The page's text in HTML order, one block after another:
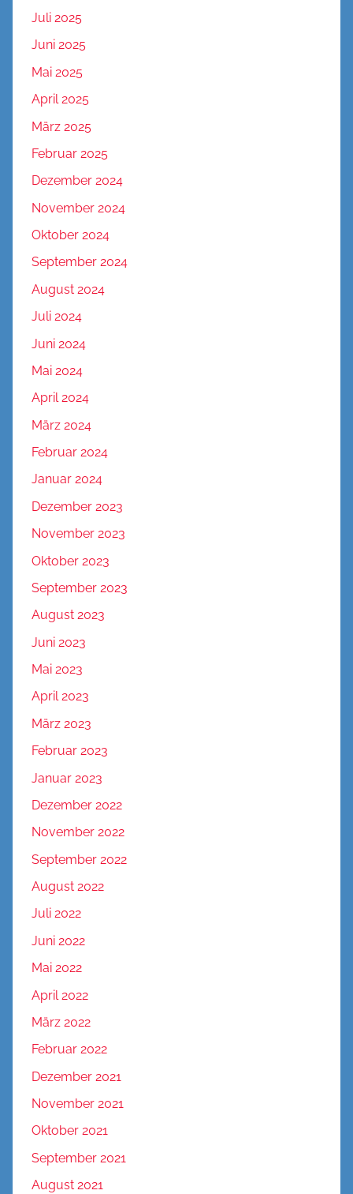
Juli 2025
Juni 2025
Mai 2025
April 2025
März 2025
Februar 2025
Dezember 2024
November 2024
Oktober 2024
September 2024
August 2024
Juli 2024
Juni 2024
Mai 2024
April 2024
März 2024
Februar 2024
Januar 2024
Dezember 2023
November 2023
Oktober 2023
September 2023
August 2023
Juni 2023
Mai 2023
April 2023
März 2023
Februar 2023
Januar 2023
Dezember 2022
November 2022
September 2022
August 2022
Juli 2022
Juni 2022
Mai 2022
April 2022
März 2022
Februar 2022
Dezember 2021
November 2021
Oktober 2021
September 2021
August 2021